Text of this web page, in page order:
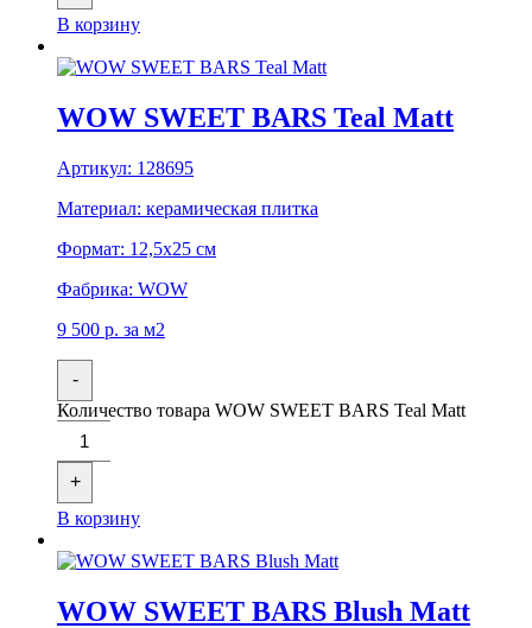
В корзину
WOW SWEET BARS Teal Matt
Артикул: 128695
Материал: керамическая плитка
Формат: 12,5x25 см
Фабрика: WOW
9 500 р. за м2
-
Количество товара WOW SWEET BARS Teal Matt
+
В корзину
WOW SWEET BARS Blush Matt